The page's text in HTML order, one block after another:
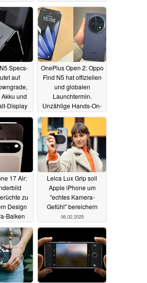
Jahr
10.02.2025
Specs-
auf
und
Display
OnePlus Open 2: Oppo
Find N5 hat offiziellen
und globalen
Launchtermin.
Unzählige Hands-On-
Bilder
09.02.2025
17 Air:
zu
Design
Balken
Leica Lux Grip soll
Apple iPhone um
"echtes Kamera-
Gefühl" bereichern
06.02.2025